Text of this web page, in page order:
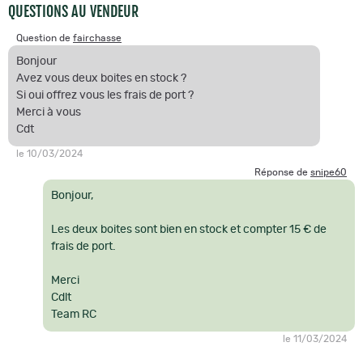
QUESTIONS AU VENDEUR
Question de fairchasse
Bonjour
Avez vous deux boites en stock ?
Si oui offrez vous les frais de port ?
Merci à vous
Cdt
le 10/03/2024
Réponse de snipe60
Bonjour,
Les deux boites sont bien en stock et compter 15 € de
frais de port.
Merci
Cdlt
Team RC
le 11/03/2024